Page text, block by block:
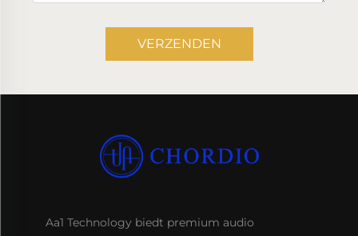
VERZENDEN
Aa1 Technology biedt premium audio